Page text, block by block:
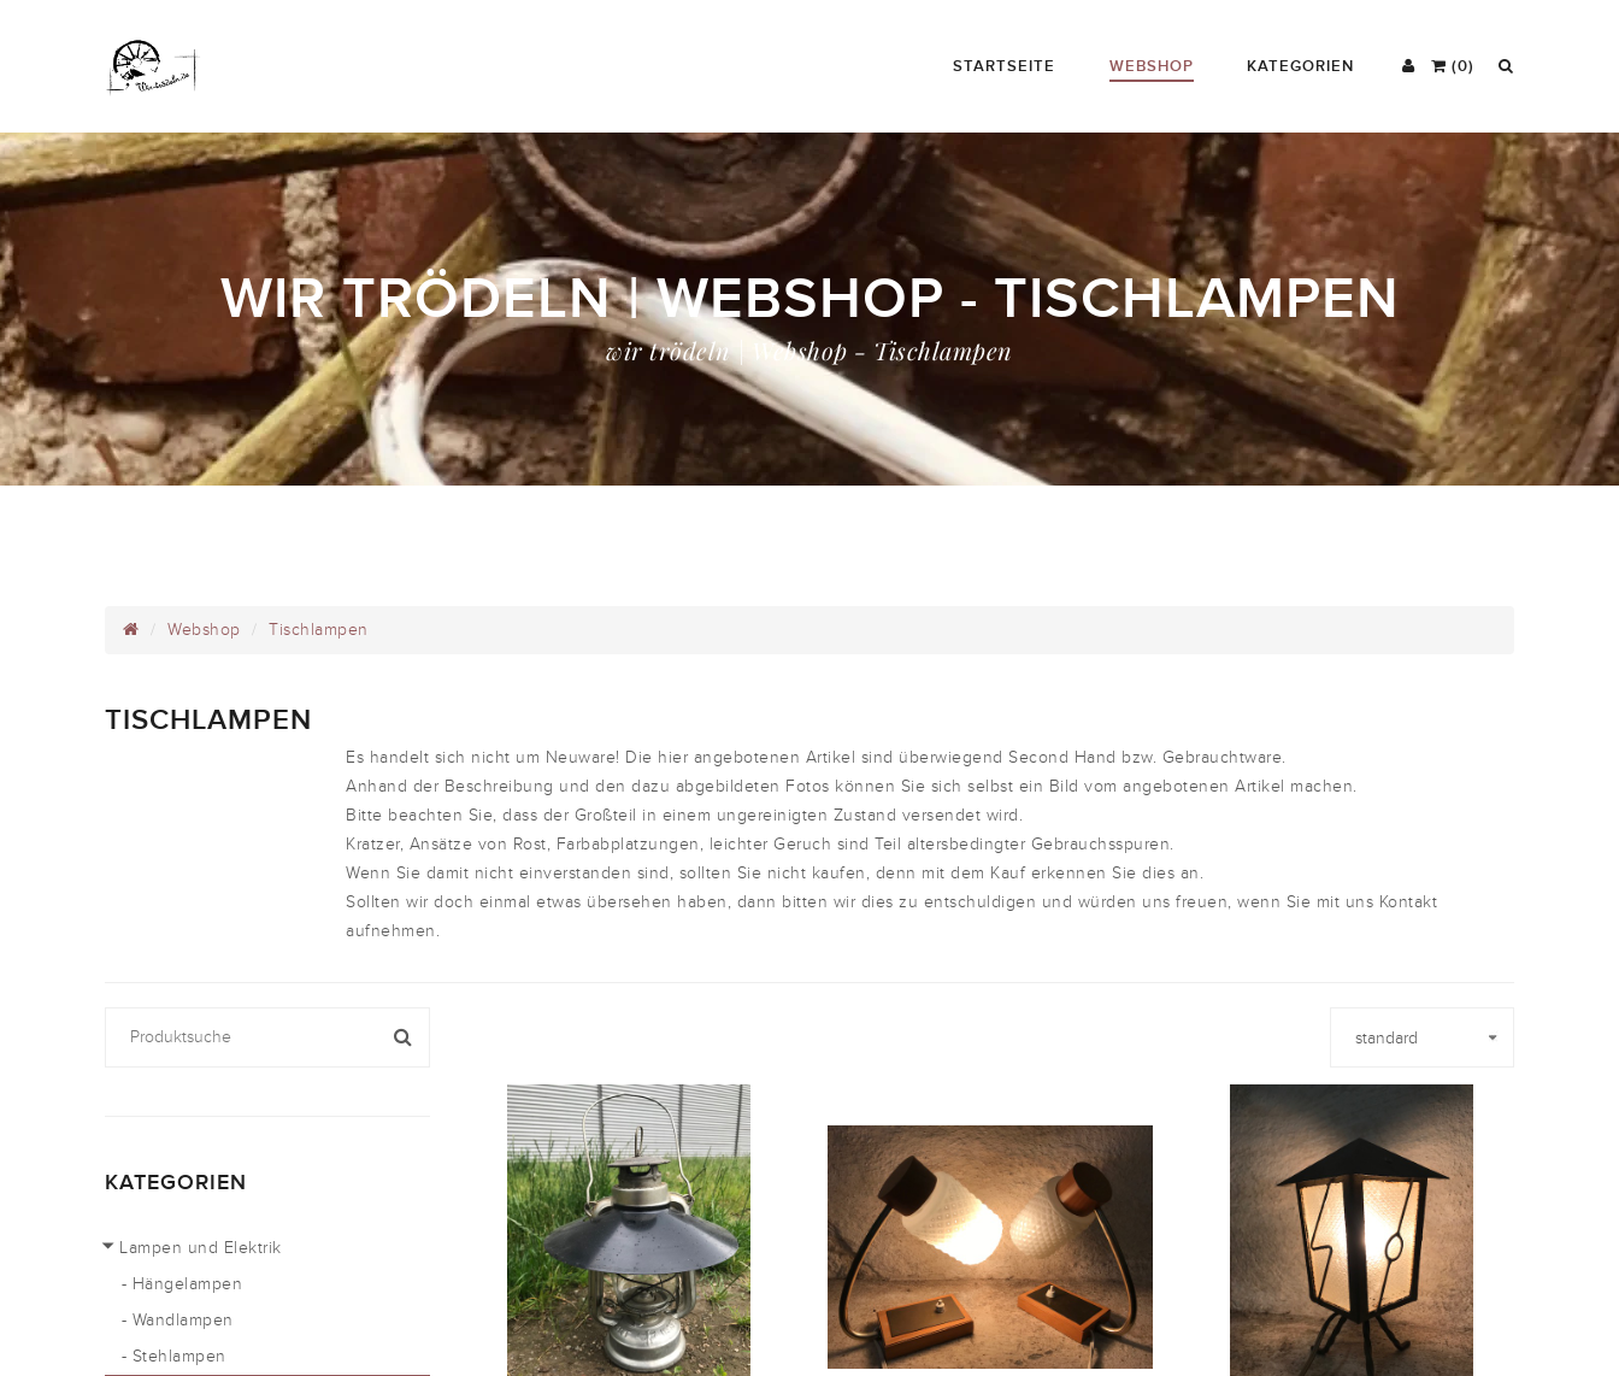
(0)
STARTSEITE WEBSHOP KATEGORIEN
WIR TRÖDELN | WEBSHOP - TISCHLAMPEN
wir trödeln | Webshop - Tischlampen
Webshop Tischlampen
TISCHLAMPEN
Es handelt sich nicht um Neuware! Die hier angebotenen Artikel sind überwiegend Second Hand bzw. Gebrauchtware.
Anhand der Beschreibung und den dazu abgebildeten Fotos können Sie sich selbst ein Bild vom angebotenen Artikel machen.
Bitte beachten Sie, dass der Großteil in einem ungereinigten Zustand versendet wird.
Kratzer, Ansätze von Rost, Farbabplatzungen, leichter Geruch sind Teil altersbedingter Gebrauchsspuren.
Wenn Sie damit nicht einverstanden sind, sollten Sie nicht kaufen, denn mit dem Kauf erkennen Sie dies an.
Sollten wir doch einmal etwas übersehen haben, dann bitten wir dies zu entschuldigen und würden uns freuen, wenn Sie mit uns Kontakt
aufnehmen.
KATEGORIEN
Lampen und Elektrik
- Hängelampen
- Wandlampen
- Stehlampen